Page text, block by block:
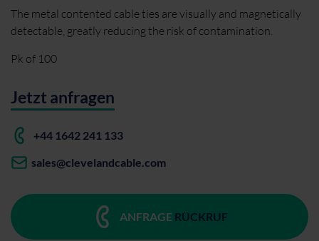
The metal contented cable ties are visually and magnetically
detectable, greatly reducing the risk of contamination.
Pk of 100
Jetzt anfragen
+44 1642 241 133
sales@clevelandcable.com
ANFRAGE RÜCKRUF